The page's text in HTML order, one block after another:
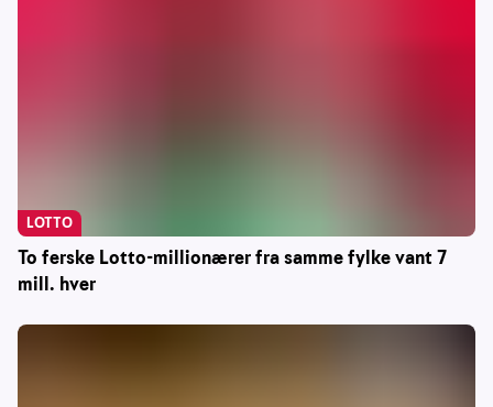
To ferske Lotto-millionærer fra samme fylke vant 7
mill. hver
LOTTO